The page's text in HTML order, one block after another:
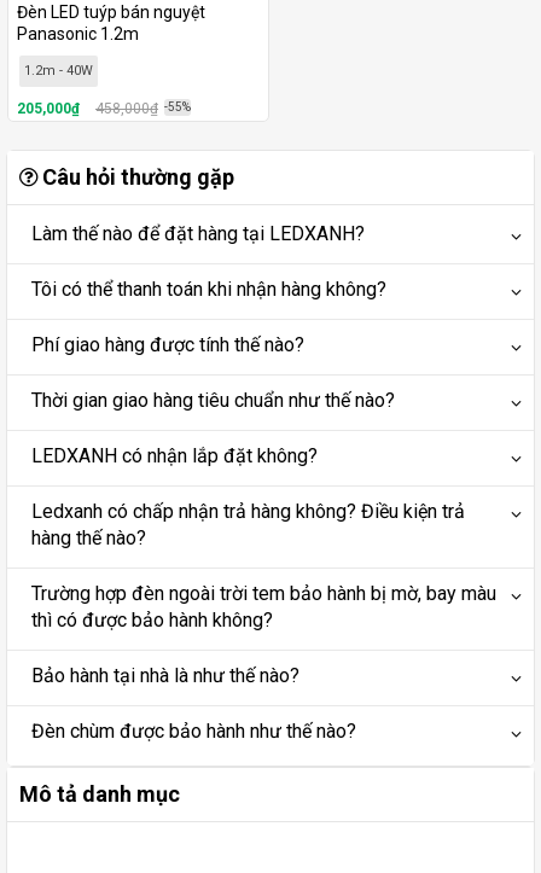
Đèn LED tuýp bán nguyệt
Panasonic 1.2m
1.2m - 40W
205,000₫ 458,000₫ -55%
Câu hỏi thường gặp
Làm thế nào để đặt hàng tại LEDXANH?
Tôi có thể thanh toán khi nhận hàng không?
Phí giao hàng được tính thế nào?
Thời gian giao hàng tiêu chuẩn như thế nào?
LEDXANH có nhận lắp đặt không?
Ledxanh có chấp nhận trả hàng không? Điều kiện trả
hàng thế nào?
Trường hợp đèn ngoài trời tem bảo hành bị mờ, bay màu
thì có được bảo hành không?
Bảo hành tại nhà là như thế nào?
Đèn chùm được bảo hành như thế nào?
Mô tả danh mục